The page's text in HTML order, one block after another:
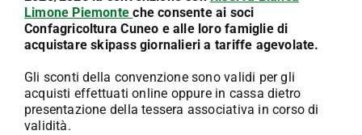
Lavora con noi
Contatti
Limone Piemonteche consente ai soci
Confagricoltura Cuneo e alle loro famiglie di
acquistare skipass giornalieri a tariffe agevolate.
Gli sconti della convenzione sono validi per gli
acquisti effettuati online oppure in cassa dietro
presentazione della tessera associativa in corso di
validità.